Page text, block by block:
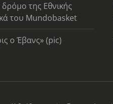
της Εθνικής
του Mundobasket
ο Έβανς» (pic)